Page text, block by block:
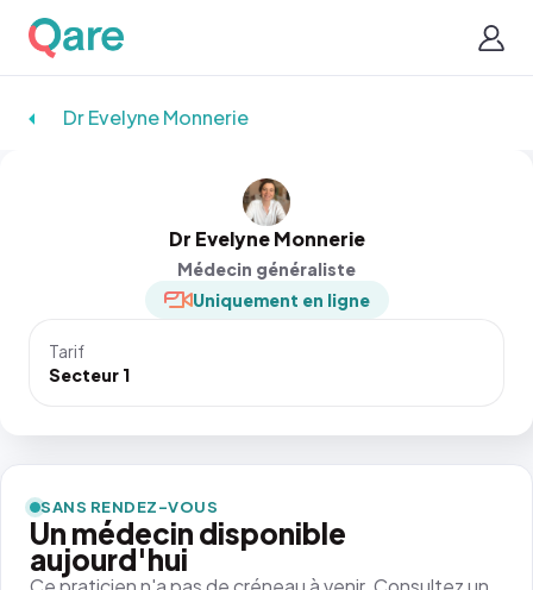
Dr Evelyne Monnerie
Dr Evelyne Monnerie
Médecin généraliste
Uniquement en ligne
Tarif
Secteur 1
SANS RENDEZ-VOUS
Un médecin disponible
aujourd'hui